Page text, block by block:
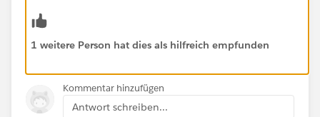
but not when a logged-in user switches between
their communities. Unused licenses expire at the end
based community license accesses
their communities through Salesforce1, they consume
a login the first time they log in or if their session times
1 weitere Person hat dies als hilfreich empfunden
Kommentar hinzufügen
Antwort schreiben...